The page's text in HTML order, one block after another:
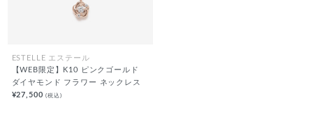
ESTELLE エステール
【WEB限定】K10 ピンクゴールド
ダイヤモンド フラワー ネックレス
¥27,500(税込)